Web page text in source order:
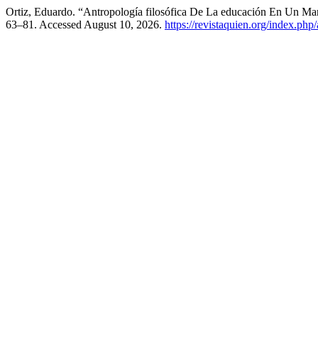
Ortiz, Eduardo. “Antropología filosófica De La educación En Un
63–81. Accessed August 10, 2026. https://revistaquien.org/